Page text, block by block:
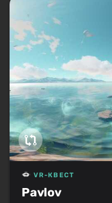
Pavlov
VR-КВЕСТ